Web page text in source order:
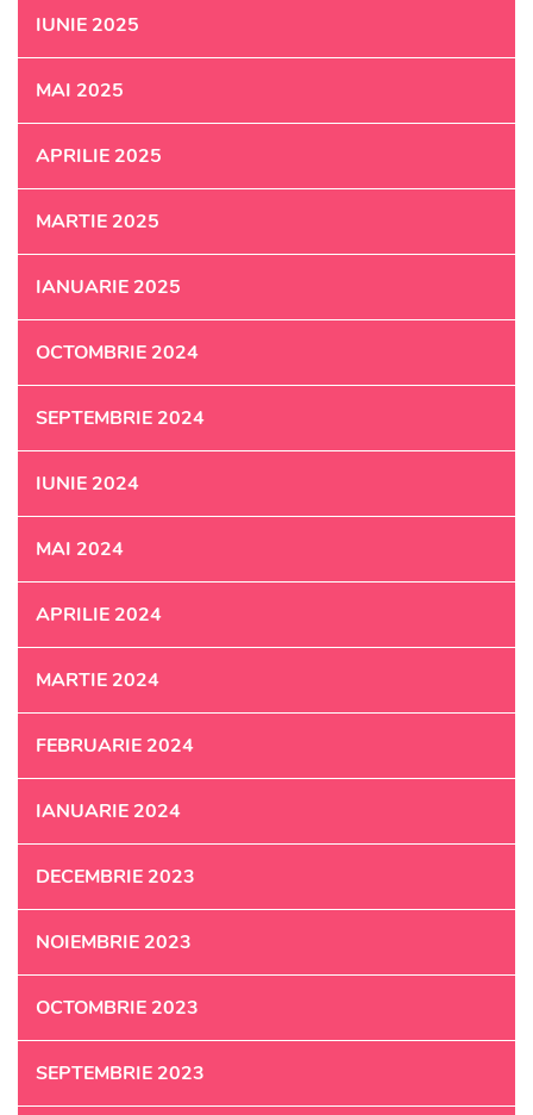
IUNIE 2025
MAI 2025
APRILIE 2025
MARTIE 2025
IANUARIE 2025
OCTOMBRIE 2024
SEPTEMBRIE 2024
IUNIE 2024
MAI 2024
APRILIE 2024
MARTIE 2024
FEBRUARIE 2024
IANUARIE 2024
DECEMBRIE 2023
NOIEMBRIE 2023
OCTOMBRIE 2023
SEPTEMBRIE 2023